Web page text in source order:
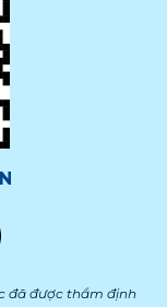
đã được thẩm định